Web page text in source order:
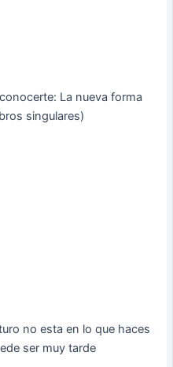
La nueva forma
singulares)
no esta en lo que haces
ser muy tarde